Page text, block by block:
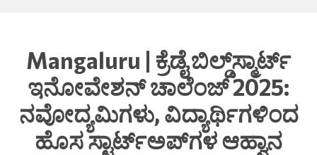
Mangaluru | ಕ್ರೆಡೈ ಬಿಲ್ಡ್‌ಸ್ಮಾರ್ಟ್
ಇನೋವೇಶನ್ ಚಾಲೆಂಜ್ 2025:
ನವೋದ್ಯಮಿಗಳು, ವಿದ್ಯಾರ್ಥಿಗಳಿಂದ
ಹೊಸ ಸ್ಟಾರ್ಟ್‌ಅಪ್‌ಗಳ ಆಹ್ವಾನ